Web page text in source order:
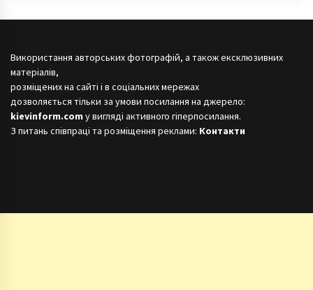
Використання авторських фотографій, а також ексклюзивних
матеріалів,
розміщених на сайті і в соціальних мережах
дозволяється тільки за умови посилання на джерело:
kievinform.com у вигляді активного гіперпосилання.
З питань співпраці та розміщення реклами: Контакти